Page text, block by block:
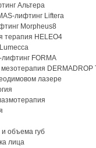
Альтера
лифтинг Liftera
Morpheus8
терапия HELEO4
FORMA
лазере
объема губ
лица